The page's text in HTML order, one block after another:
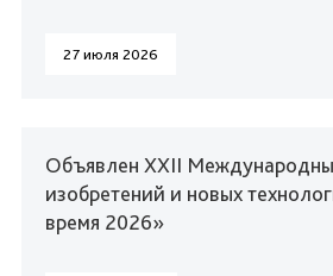
27 июля 2026
Объявлен XXII
изобретений и новых
время 2026»